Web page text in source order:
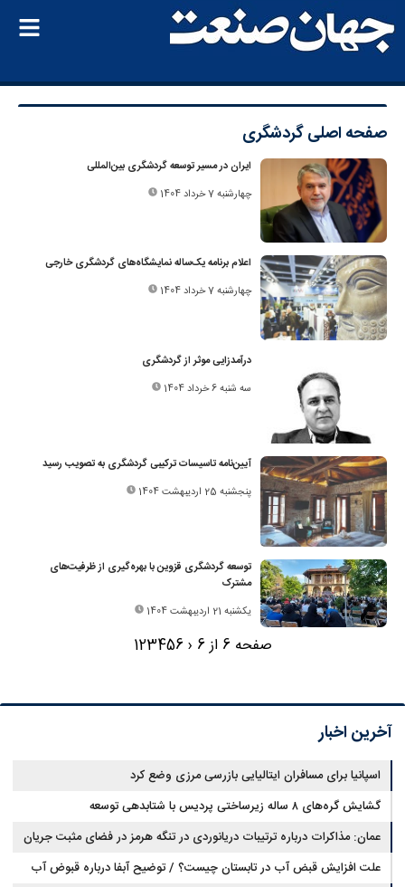
صفحه اصلیگردشگری
ایران در مسیر توسعه گردشگری بین‌المللی
چهارشنبه 7 خرداد 1404
اعلام برنامه یک‌ساله نمایشگاه‌های گردشگری خارجی
چهارشنبه 7 خرداد 1404
درآمدزایی موثر از گردشگری
سه شنبه 6 خرداد 1404
آیین‌نامه تاسیسات ترکیبی گردشگری به تصویب رسید
پنجشنبه 25 اردیبهشت 1404
توسعه گردشگری قزوین با بهره‌گیری از ظرفیت‌های
مشترک
یکشنبه 21 اردیبهشت 1404
صفحه 6 از 6 ‹
123456
آخرین اخبار
اسپانیا برای مسافران ایتالیایی بازرسی مرزی وضع کرد
گشایش گره‌های ۸ ساله زیرساختی پردیس با شتابدهی توسعه
عمان: مذاکرات درباره ترتیبات دریانوردی در تنگه هرمز در فضای مثبت جریان
دارد
علت افزایش قبض آب در تابستان چیست؟ / توضیح آبفا درباره قبوض آب